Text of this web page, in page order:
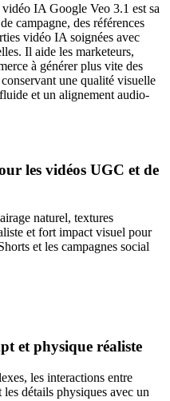
IA Google Veo 3.1 est sa
campagne, des références
vidéo IA soignées avec
Il aide les marketeurs,
à générer plus vite des
une qualité visuelle
et un alignement audio-
les vidéos UGC et de
naturel, textures
et fort impact visuel pour
et les campagnes social
et physique réaliste
les interactions entre
détails physiques avec un